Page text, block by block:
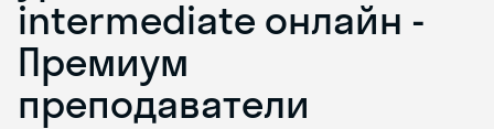
intermediate онлайн -
Премиум
преподаватели
online